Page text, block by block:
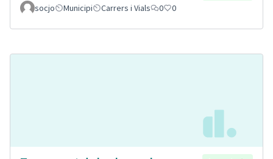
socjo
Municipi Carrers i Vials 0 0